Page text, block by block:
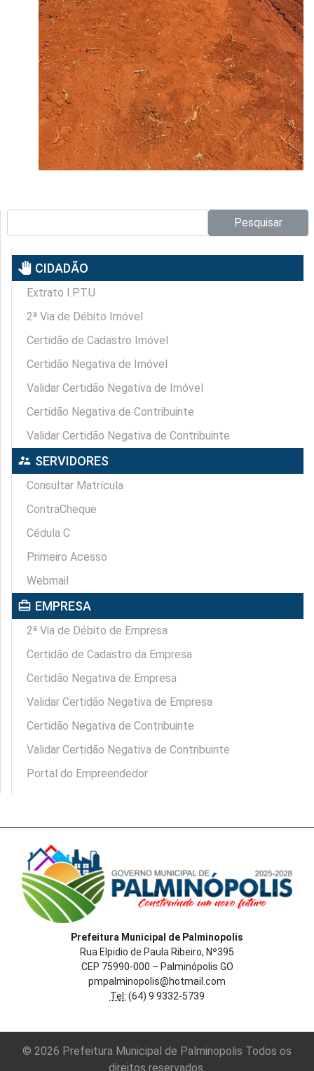
Pesquisar
pan_tool CIDADÃO
Extrato I.P.T.U
2ª Via de Débito Imóvel
Certidão de Cadastro Imóvel
Certidão Negativa de Imóvel
Validar Certidão Negativa de Imóvel
Certidão Negativa de Contribuinte
Validar Certidão Negativa de Contribuinte
supervisor_account SERVIDORES
Consultar Matrícula
ContraCheque
Cédula C
Primeiro Acesso
Webmail
card_travel EMPRESA
2ª Via de Débito de Empresa
Certidão de Cadastro da Empresa
Certidão Negativa de Empresa
Validar Certidão Negativa de Empresa
Certidão Negativa de Contribuinte
Validar Certidão Negativa de Contribuinte
Portal do Empreendedor
Prefeitura Municipal de Palminopolis
Rua Elpidio de Paula Ribeiro, Nº395
CEP 75990-000 – Palminópolis GO
pmpalminopolis@hotmail.com
Tel: (64) 9 9332-5739
© 2026 Prefeitura Municipal de Palminopolis Todos os
direitos reservados.